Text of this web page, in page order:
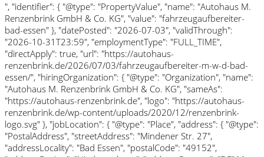
", "identifier": { "@type": "PropertyValue", "name": "Autohaus M.
Renzenbrink GmbH & Co. KG", "value": "fahrzeugaufbereiter-
bad-essen" }, "datePosted": "2026-07-03", "validThrough":
"2026-10-31T23:59", "employmentType": "FULL_TIME",
"directApply": true, "url": "https://autohaus-
renzenbrink.de/2026/07/03/fahrzeugaufbereiter-m-w-d-bad-
essen/", "hiringOrganization": { "@type": "Organization", "name":
"Autohaus M. Renzenbrink GmbH & Co. KG", "sameAs":
"https://autohaus-renzenbrink.de", "logo": "https://autohaus-
renzenbrink.de/wp-content/uploads/2020/12/renzenbrink-
logo.svg" }, "jobLocation": { "@type": "Place", "address": { "@type":
"PostalAddress", "streetAddress": "Mindener Str. 27",
"addressLocality": "Bad Essen", "postalCode": "49152",